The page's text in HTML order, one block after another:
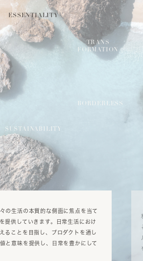
の生活の本質的な側面に焦点を当て
提供していきます。日常生活におけ
ることを目指し、プロダクトを通し
と意味を提供し、日常を豊かにして